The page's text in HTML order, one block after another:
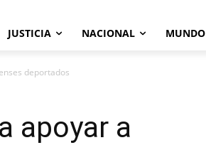
JUSTICIA NACIONAL MUNDO
deportados
apoyar a